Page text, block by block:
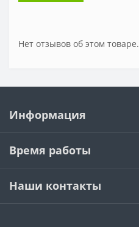
Нет отзывов об этом товаре.
Информация
Время работы
Наши контакты